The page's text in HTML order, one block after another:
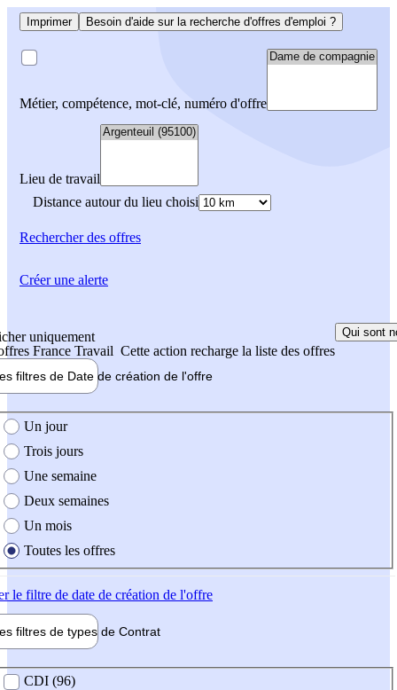
Imprimer Besoin d'aide sur la recherche d'offres d'emploi ?
Métier, compétence, mot-clé, numéro d'offre
Lieu de travail
Distance autour du lieu choisi
Rechercherdes offres
uniquement
France Travail Cette action recharge la liste des offres
Qui sont
filtres de Date de création de l'offre
création de l'offre
Un jour
Trois jours
Une semaine
Deux semaines
Un mois
Toutes les offres
le filtre de date de création de l'offre
filtres de types de Contrat
contrat
CDI (96)
Créer une alerte